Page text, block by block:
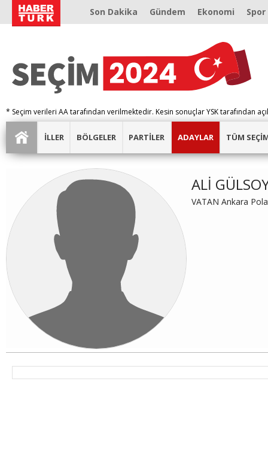
Son Dakika Gündem Ekonomi Spor
* Seçim verileri AA tarafından verilmektedir. Kesin sonuçlar YSK tarafından
İLLER BÖLGELER PARTİLER ADAYLAR TÜM
ALİ
VATAN Ankara